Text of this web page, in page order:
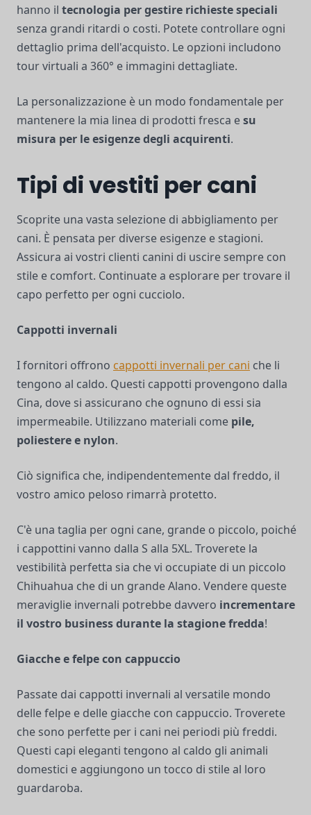
hanno il tecnologia per gestire richieste speciali
senza grandi ritardi o costi. Potete controllare ogni
dettaglio prima dell'acquisto. Le opzioni includono
tour virtuali a 360° e immagini dettagliate.
La personalizzazione è un modo fondamentale per
mantenere la mia linea di prodotti fresca esu
misura per le esigenze degli acquirenti.
Tipi di vestiti per cani
Scoprite una vasta selezione di abbigliamento per
cani. È pensata per diverse esigenze e stagioni.
Assicura ai vostri clienti canini di uscire sempre con
stile e comfort. Continuate a esplorare per trovare il
capo perfetto per ogni cucciolo.
Cappotti invernali
I fornitori offrono cappotti invernali per cani che li
tengono al caldo. Questi cappotti provengono dalla
Cina, dove si assicurano che ognuno di essi sia
impermeabile. Utilizzano materiali come pile,
poliestere e nylon.
Ciò significa che, indipendentemente dal freddo, il
vostro amico peloso rimarrà protetto.
C'è una taglia per ogni cane, grande o piccolo, poiché
i cappottini vanno dalla S alla 5XL. Troverete la
vestibilità perfetta sia che vi occupiate di un piccolo
Chihuahua che di un grande Alano. Vendere queste
meraviglie invernali potrebbe davvero incrementare
il vostro business durante la stagione fredda!
Giacche e felpe con cappuccio
Passate dai cappotti invernali al versatile mondo
delle felpe e delle giacche con cappuccio. Troverete
che sono perfette per i cani nei periodi più freddi.
Questi capi eleganti tengono al caldo gli animali
domestici e aggiungono un tocco di stile al loro
guardaroba.